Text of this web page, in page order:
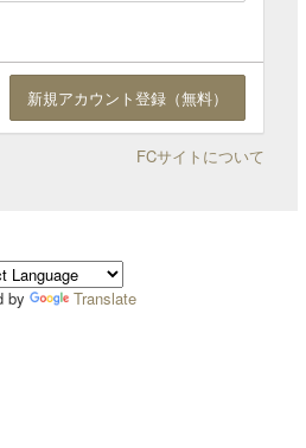
FCサイトについて
by Translate